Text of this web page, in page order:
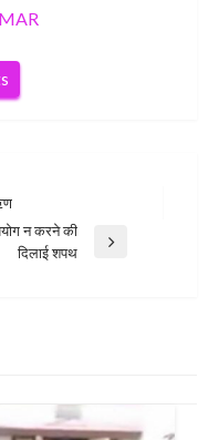
न करने की
दिलाई शपथ